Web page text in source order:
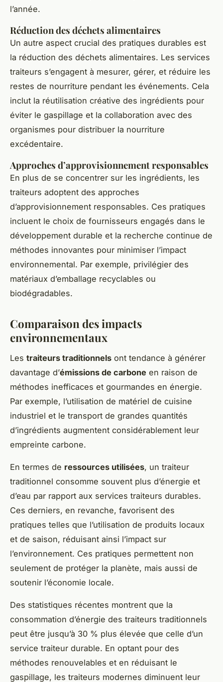
l’année.
Réduction des déchets alimentaires
Un autre aspect crucial des pratiques durables est
la réduction des déchets alimentaires. Les services
traiteurs s’engagent à mesurer, gérer, et réduire les
restes de nourriture pendant les événements. Cela
inclut la réutilisation créative des ingrédients pour
éviter le gaspillage et la collaboration avec des
organismes pour distribuer la nourriture
excédentaire.
Approches d’approvisionnement responsables
En plus de se concentrer sur les ingrédients, les
traiteurs adoptent des approches
d’approvisionnement responsables. Ces pratiques
incluent le choix de fournisseurs engagés dans le
développement durable et la recherche continue de
méthodes innovantes pour minimiser l’impact
environnemental. Par exemple, privilégier des
matériaux d’emballage recyclables ou
biodégradables.
Comparaison des impacts
environnementaux
Les traiteurs traditionnels ont tendance à générer
davantage d’émissions de carbone en raison de
méthodes inefficaces et gourmandes en énergie.
Par exemple, l’utilisation de matériel de cuisine
industriel et le transport de grandes quantités
d’ingrédients augmentent considérablement leur
empreinte carbone.
En termes de ressources utilisées, un traiteur
traditionnel consomme souvent plus d’énergie et
d’eau par rapport aux services traiteurs durables.
Ces derniers, en revanche, favorisent des
pratiques telles que l’utilisation de produits locaux
et de saison, réduisant ainsi l’impact sur
l’environnement. Ces pratiques permettent non
seulement de protéger la planète, mais aussi de
soutenir l’économie locale.
Des statistiques récentes montrent que la
consommation d’énergie des traiteurs traditionnels
peut être jusqu’à 30 % plus élevée que celle d’un
service traiteur durable. En optant pour des
méthodes renouvelables et en réduisant le
gaspillage, les traiteurs modernes diminuent leur